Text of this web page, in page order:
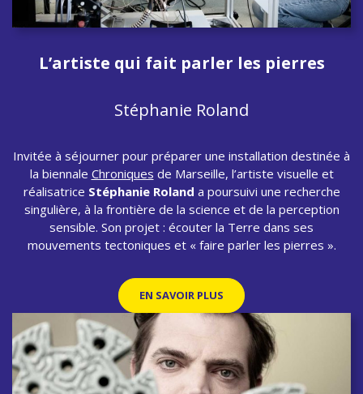
L’artiste qui fait parler les pierres
Stéphanie Roland
Invitée à séjourner pour préparer une installation destinée à
la biennale Chroniques de Marseille, l’artiste visuelle et
réalisatrice Stéphanie Roland a poursuivi une recherche
singulière, à la frontière de la science et de la perception
sensible. Son projet : écouter la Terre dans ses
mouvements tectoniques et « faire parler les pierres ».
EN SAVOIR PLUS